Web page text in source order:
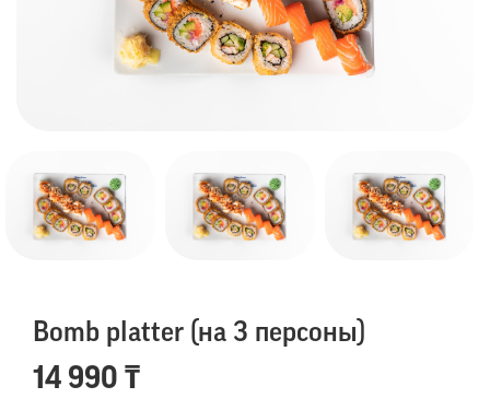
Bomb platter (на 3 персоны)
14 990 ₸